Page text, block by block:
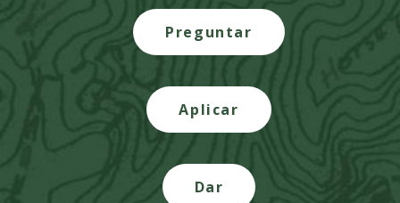
Preguntar
Aplicar
Dar